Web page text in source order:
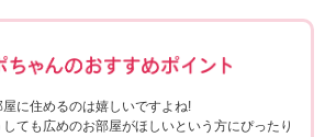
に住めるのは嬉しいですよね!
ても広めのお部屋がほしいという方にぴったり